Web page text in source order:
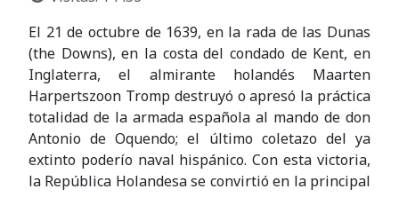
El 21 de octubre de 1639, en la rada de las Dunas
(the Downs), en la costa del condado de Kent, en
Inglaterra, el almirante holandés Maarten
Harpertszoon Tromp destruyó o apresó la práctica
totalidad de la armada española al mando de don
Antonio de Oquendo; el último coletazo del ya
extinto poderío naval hispánico. Con esta victoria,
la República Holandesa se convirtió en la principal